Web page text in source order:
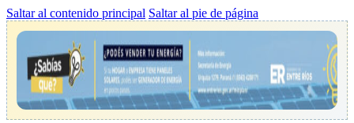
Saltar al contenido principal Saltar al pie de página